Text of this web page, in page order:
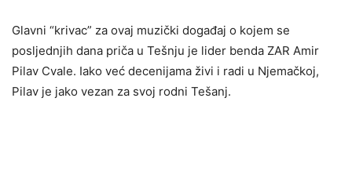
Glavni “krivac” za ovaj muzički događaj o kojem se
posljednjih dana priča u Tešnju je lider benda ZAR Amir
Pilav Cvale. Iako već decenijama živi i radi u Njemačkoj,
Pilav je jako vezan za svoj rodni Tešanj.